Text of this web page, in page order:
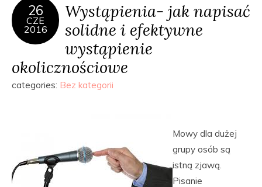
26
CZE
2016
Wystąpienia- jak napisać
solidne i efektywne
wystąpienie
okolicznościowe
categories: Bez kategorii
Mowy dla dużej
grupy osób są
istną zjawą.
Pisanie